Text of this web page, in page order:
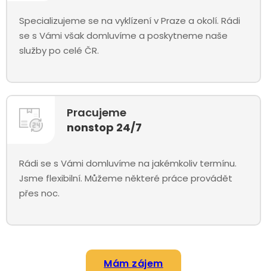
Specializujeme se na vyklízení v Praze a okolí. Rádi
se s Vámi však domluvíme a poskytneme naše
služby po celé ČR.
Pracujeme
nonstop 24/7
Rádi se s Vámi domluvíme na jakémkoliv termínu.
Jsme flexibilní. Můžeme některé práce provádět
přes noc.
Mám zájem